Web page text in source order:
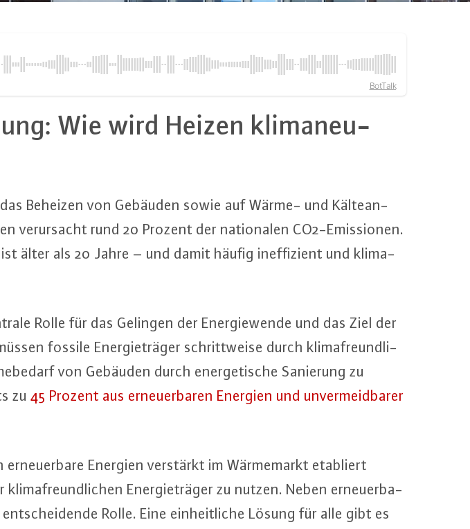
BotTalk
Wie wird Heizen kli­ma­neu­
Beheizen von Gebäuden sowie auf Wärme- und Käl­te­an­
ver­ur­sacht rund 20 Prozent der na­tio­na­len CO2-Emis­sio­nen.
älter als 20 Jahre – und damit häufig in­ef­fi­zi­ent und kli­ma­
Rolle für das Gelingen der En­er­gie­wen­de und das Ziel der
fossile En­er­gie­trä­ger schritt­wei­se durch kli­ma­freund­li­
von Gebäuden durch en­er­ge­ti­sche Sanierung zu
zu 45 Prozent aus er­neu­er­ba­ren Energien und un­ver­meid­ba­rer
Energien verstärkt im Wär­me­markt etabliert
En­er­gie­trä­ger zu nutzen. Neben er­neu­er­ba­
Rolle. Eine ein­heit­li­che Lösung für alle gibt es